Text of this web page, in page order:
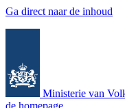
Ga direct naar de inhoud
Ministerie van
de homepage